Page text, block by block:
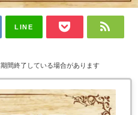
LINE
間終了している場合があります